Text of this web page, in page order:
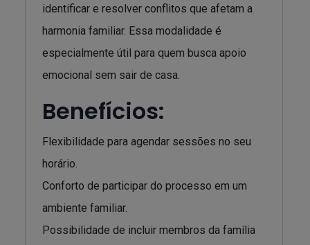
identificar e resolver conflitos que afetam a
harmonia familiar. Essa modalidade é
especialmente útil para quem busca apoio
emocional sem sair de casa.
Benefícios:
Flexibilidade para agendar sessões no seu
horário.
Conforto de participar do processo em um
ambiente familiar.
Possibilidade de incluir membros da família